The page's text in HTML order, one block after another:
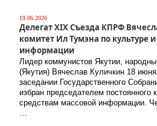
19.06.2026
Делегат XIX Съезда КПРФ
комитет Ил Тумэна по культуре
информации
Лидер коммунистов Якутии,
(Якутия) Вячеслав Куличкин 18
заседании Государственного
избран председателем постоянного
средствам массовой информации.
…